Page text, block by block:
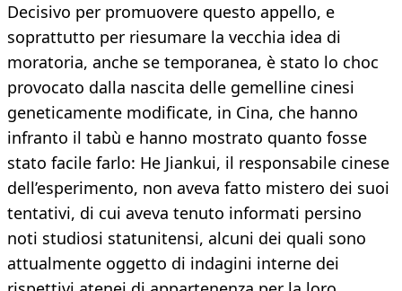
Decisivo per promuovere questo appello, e
soprattutto per riesumare la vecchia idea di
moratoria, anche se temporanea, è stato lo choc
provocato dalla nascita delle gemelline cinesi
geneticamente modificate, in Cina, che hanno
infranto il tabù e hanno mostrato quanto fosse
stato facile farlo: He Jiankui, il responsabile cinese
dell’esperimento, non aveva fatto mistero dei suoi
tentativi, di cui aveva tenuto informati persino
noti studiosi statunitensi, alcuni dei quali sono
attualmente oggetto di indagini interne dei